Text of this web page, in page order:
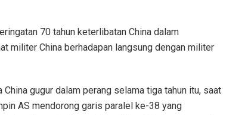
70 tahun keterlibatan China dalam
militer China berhadapan langsung dengan militer
gugur dalam perang selama tiga tahun itu, saat
AS mendorong garis paralel ke-38 yang